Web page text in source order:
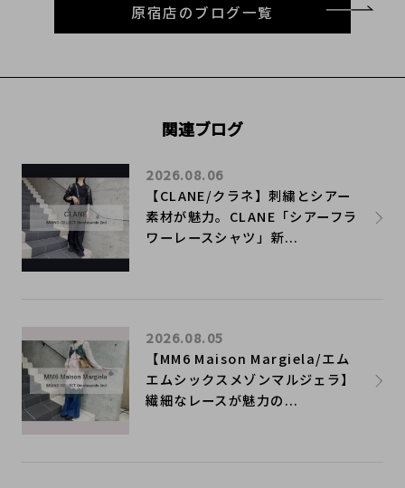
原宿店のブログ一覧
関連ブログ
【CLANE/クラネ】刺繍とシアー
素材が魅力。CLANE「シアーフラ
ワーレースシャツ」新...
2026.08.06
【MM6 Maison Margiela/エム
エムシックスメゾンマルジェラ】
繊細なレースが魅力の...
2026.08.05